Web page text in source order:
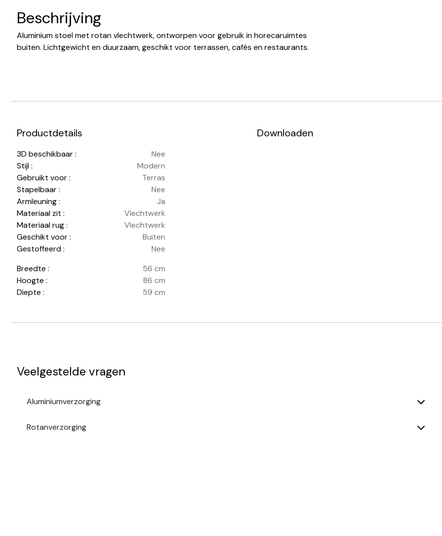
Beschrijving
Aluminium stoel met rotan vlechtwerk, ontworpen voor gebruik in horecaruimtes
buiten. Lichtgewicht en duurzaam, geschikt voor terrassen, cafés en restaurants.
Productdetails
3D beschikbaar :
Nee
Stijl :
Modern
Gebruikt voor :
Terras
Stapelbaar :
Nee
Armleuning :
Ja
Materiaal zit :
Vlechtwerk
Materiaal rug :
Vlechtwerk
Geschikt voor :
Buiten
Gestoffeerd :
Nee
Breedte :
56 cm
Hoogte :
86 cm
Diepte :
59 cm
Downloaden
Veelgestelde vragen
Aluminiumverzorging
Rotanverzorging